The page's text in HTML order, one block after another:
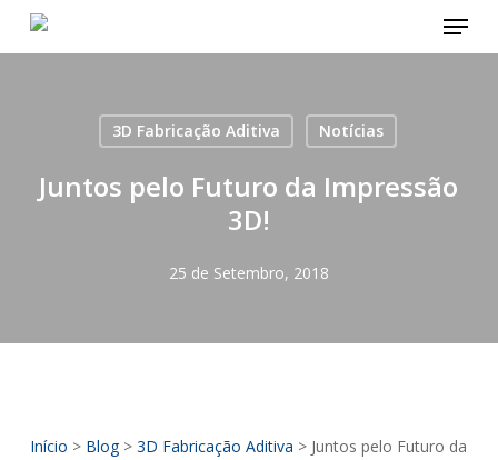
Menu
3D Fabricação Aditiva Notícias
Juntos pelo Futuro da Impressão
3D!
25 de Setembro, 2018
Início > Blog> 3D Fabricação Aditiva > Juntos pelo Futuro da